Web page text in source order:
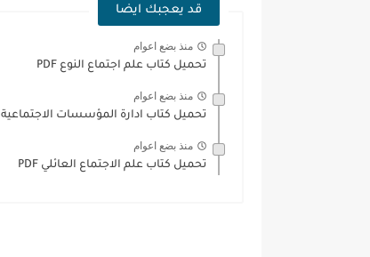
قد يعجبك ايضا
منذ بضع اعوام
تحميل كتاب علم اجتماع النوع PDF
منذ بضع اعوام
تحميل كتاب ادارة المؤسسات الاجتماعية PDF
منذ بضع اعوام
تحميل كتاب علم الاجتماع العائلي PDF